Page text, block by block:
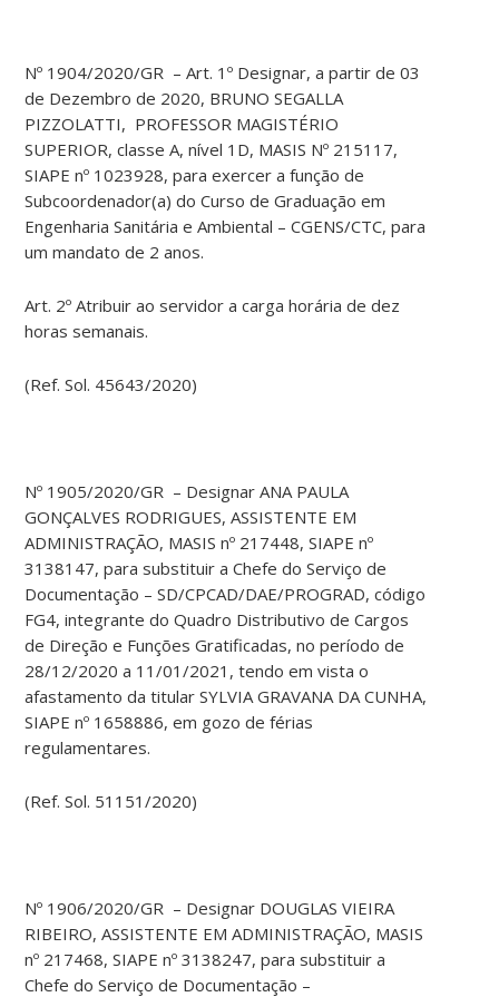
Nº 1904/2020/GR – Art. 1º Designar, a partir de 03
de Dezembro de 2020, BRUNO SEGALLA
PIZZOLATTI, PROFESSOR MAGISTÉRIO
SUPERIOR, classe A, nível 1D, MASIS Nº 215117,
SIAPE nº 1023928, para exercer a função de
Subcoordenador(a) do Curso de Graduação em
Engenharia Sanitária e Ambiental – CGENS/CTC, para
um mandato de 2 anos.
Art. 2º Atribuir ao servidor a carga horária de dez
horas semanais.
(Ref. Sol. 45643/2020)
Nº 1905/2020/GR – Designar ANA PAULA
GONÇALVES RODRIGUES, ASSISTENTE EM
ADMINISTRAÇÃO, MASIS nº 217448, SIAPE nº
3138147, para substituir a Chefe do Serviço de
Documentação – SD/CPCAD/DAE/PROGRAD, código
FG4, integrante do Quadro Distributivo de Cargos
de Direção e Funções Gratificadas, no período de
28/12/2020 a 11/01/2021, tendo em vista o
afastamento da titular SYLVIA GRAVANA DA CUNHA,
SIAPE nº 1658886, em gozo de férias
regulamentares.
(Ref. Sol. 51151/2020)
Nº 1906/2020/GR – Designar DOUGLAS VIEIRA
RIBEIRO, ASSISTENTE EM ADMINISTRAÇÃO, MASIS
nº 217468, SIAPE nº 3138247, para substituir a
Chefe do Serviço de Documentação –